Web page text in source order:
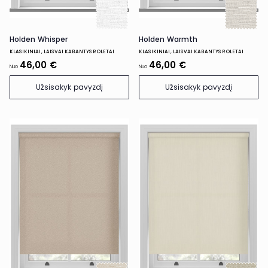
Holden Whisper
KLASIKINIAI, LAISVAI KABANTYS ROLETAI
Nuo 46,00 €
Užsisakyk pavyzdį
Holden Warmth
KLASIKINIAI, LAISVAI KABANTYS ROLETAI
Nuo 46,00 €
Užsisakyk pavyzdį